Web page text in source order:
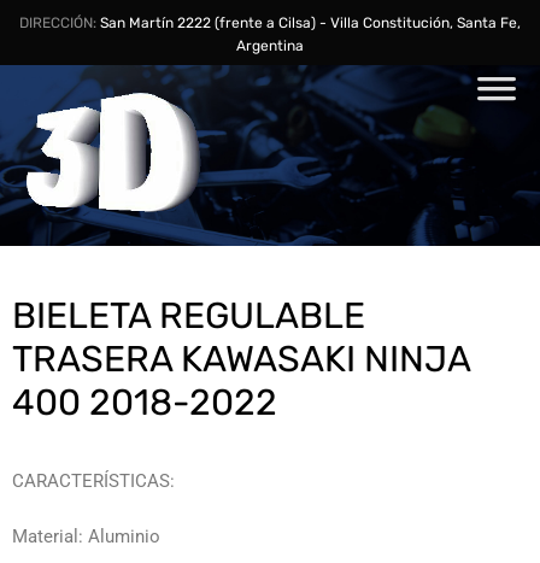
DIRECCIÓN: San Martín 2222 (frente a Cilsa) - Villa Constitución, Santa Fe,
Argentina
BIELETA REGULABLE
TRASERA KAWASAKI NINJA
400 2018-2022
CARACTERÍSTICAS:
Material: Aluminio